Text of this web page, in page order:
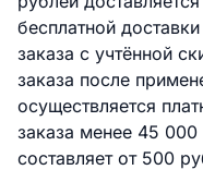
бесплатной
заказа с учтённой
заказа после
осуществляется
заказа менее 45 000
составляет от 500